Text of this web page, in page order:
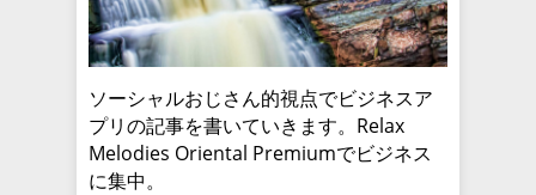
ソーシャルおじさん的視点でビジネスア
プリの記事を書いていきます。Relax
Melodies Oriental Premiumでビジネス
に集中。